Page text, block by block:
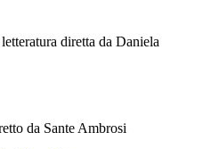
diretta da Daniela
da Sante Ambrosi